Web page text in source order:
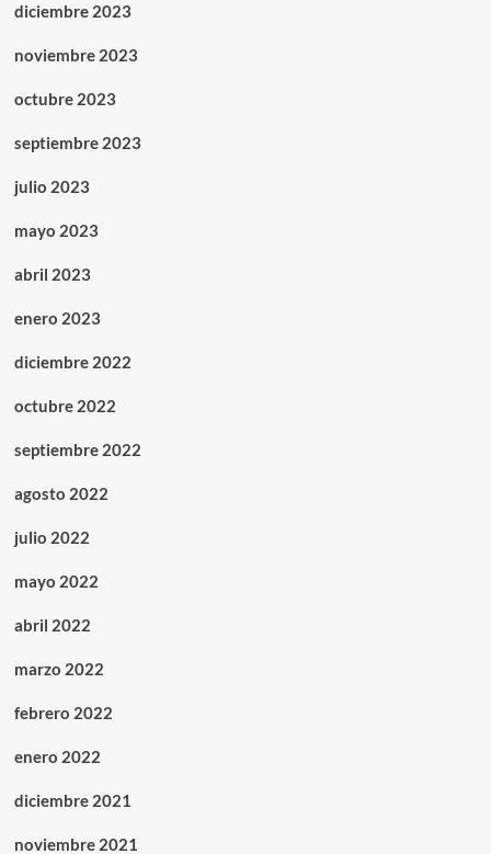
diciembre 2023
noviembre 2023
octubre 2023
septiembre 2023
julio 2023
mayo 2023
abril 2023
enero 2023
diciembre 2022
octubre 2022
septiembre 2022
agosto 2022
julio 2022
mayo 2022
abril 2022
marzo 2022
febrero 2022
enero 2022
diciembre 2021
noviembre 2021